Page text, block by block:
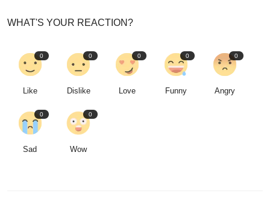
WHAT'S YOUR REACTION?
0
Like
0
Dislike
0
Love
0
Funny
0
Angry
0
Sad
0
Wow